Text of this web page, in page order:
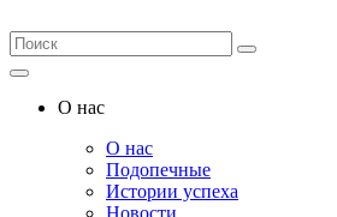
О нас
О нас
Подопечные
Истории успеха
Новости